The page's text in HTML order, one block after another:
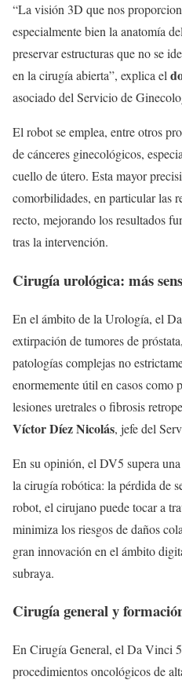
“La visión 3D que nos
especialmente bien la anatomía
preservar estructuras que no se
en la cirugía abierta”, explica el
asociado del Servicio de
El robot se emplea, entre otros
de cánceres ginecológicos,
cuello de útero. Esta mayor
comorbilidades, en particular las
recto, mejorando los resultados
tras la intervención.
Cirugía urológica: más
En el ámbito de la Urología, el
extirpación de tumores de
patologías complejas no
enormemente útil en casos como
lesiones uretrales o fibrosis
Víctor Díez Nicolás, jefe del
En su opinión, el DV5 supera
la cirugía robótica: la pérdida de
robot, el cirujano puede tocar a
minimiza los riesgos de daños
gran innovación en el ámbito
subraya.
Cirugía general y
En Cirugía General, el Da Vinci
procedimientos oncológicos de